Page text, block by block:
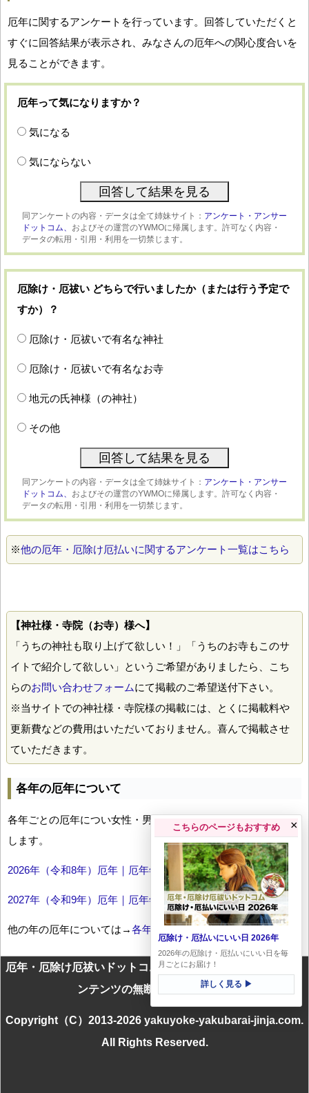
厄年に関するアンケートを行っています。回答していただくと
すぐに回答結果が表示され、みなさんの厄年への関心度合いを
見ることができます。
厄年って気になりますか？
気になる
気にならない
同アンケートの内容・データは全て姉妹サイト： アンケート・アンサー
ドットコム、 およびその運営のYWMOに帰属します。許可なく内容・
データの転用・引用・利用を一切禁じます。
厄除け・厄祓い どちらで行いましたか（または行う予定で
すか）？
厄除け・厄祓いで有名な神社
厄除け・厄祓いで有名なお寺
地元の氏神様（の神社）
その他
同アンケートの内容・データは全て姉妹サイト： アンケート・アンサー
ドットコム、 およびその運営のYWMOに帰属します。許可なく内容・
データの転用・引用・利用を一切禁じます。
※他の厄年・厄除け厄払いに関するアンケート一覧はこちら
【神社様・寺院（お寺）様へ】
「うちの神社も取り上げて欲しい！」「うちのお寺もこのサ
イトで紹介して欲しい」というご希望がありましたら、こち
らのお問い合わせフォームにて掲載のご希望送付下さい。
※当サイトでの神社様・寺院様の掲載には、とくに掲載料や
更新費などの費用はいただいておりません。喜んで掲載させ
ていただきます。
各年の厄年について
各年ごとの厄年につい女性・男性の年齢早見表とともにお伝え
します。
2026年（令和8年）厄年｜厄年年齢早見表
2027年（令和9年）厄年｜厄年年齢早見表
他の年の厄年については→各年厄年一覧
厄年・厄除け厄祓いドットコムに掲載のテキスト・画像等コ
ンテンツの無断転載を禁じます
Copyright（C）2013-2026 yakuyoke-yakubarai-jinja.com.
All Rights Reserved.
こちらのページもおすすめ
厄除け・厄払いにいい日 2026年
2026年の厄除け・厄払いにいい日を毎
月ごとにお届け！
詳しく見る ▶
×